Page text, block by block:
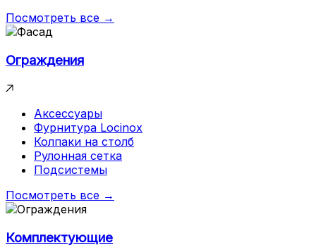
Посмотреть все →
Ограждения
Аксессуары
Фурнитура Locinox
Колпаки на столб
Рулонная сетка
Подсистемы
Посмотреть все →
Комплектующие